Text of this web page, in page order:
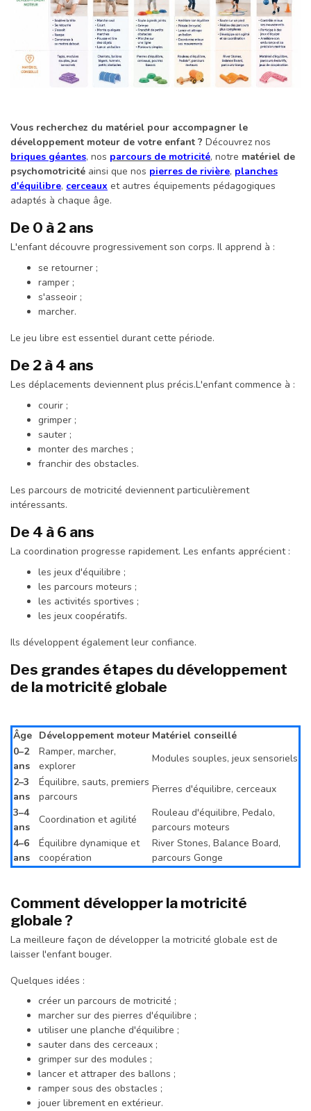
Vous recherchez du matériel pour accompagner le
développement moteur de votre enfant ? Découvrez nos
briques géantes, nos parcours de motricité, notre matériel de
psychomotricité ainsi que nos pierres de rivière, planches
d'équilibre, cerceaux et autres équipements pédagogiques
adaptés à chaque âge.
De 0 à 2 ans
L'enfant découvre progressivement son corps. Il apprend à :
se retourner ;
ramper ;
s'asseoir ;
marcher.
Le jeu libre est essentiel durant cette période.
De 2 à 4 ans
Les déplacements deviennent plus précis.L'enfant commence à :
courir ;
grimper ;
sauter ;
monter des marches ;
franchir des obstacles.
Les parcours de motricité deviennent particulièrement
intéressants.
De 4 à 6 ans
La coordination progresse rapidement. Les enfants apprécient :
les jeux d'équilibre ;
les parcours moteurs ;
les activités sportives ;
les jeux coopératifs.
Ils développent également leur confiance.
Des grandes étapes du développement
de la motricité globale
Âge Développement moteur Matériel conseillé
0–2
ans
Ramper, marcher,
explorer
Modules souples, jeux sensoriels
2–3
ans
Équilibre, sauts, premiers
parcours
Pierres d'équilibre, cerceaux
3–4
ans
Coordination et agilité
Rouleau d'équilibre, Pedalo,
parcours moteurs
4–6
ans
Équilibre dynamique et
coopération
River Stones, Balance Board,
parcours Gonge
Comment développer la motricité
globale ?
La meilleure façon de développer la motricité globale est de
laisser l'enfant bouger.
Quelques idées :
créer un parcours de motricité ;
marcher sur des pierres d'équilibre ;
utiliser une planche d'équilibre ;
sauter dans des cerceaux ;
grimper sur des modules ;
lancer et attraper des ballons ;
ramper sous des obstacles ;
jouer librement en extérieur.